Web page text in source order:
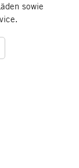
sowie